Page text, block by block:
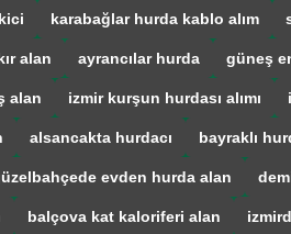
karabağlar hurda kablo alım
alan ayrancılar hurda güneş
alan izmir kurşun hurdası alımı
alsancakta hurdacı bayraklı
evden hurda alan
balçova kat kaloriferi alan